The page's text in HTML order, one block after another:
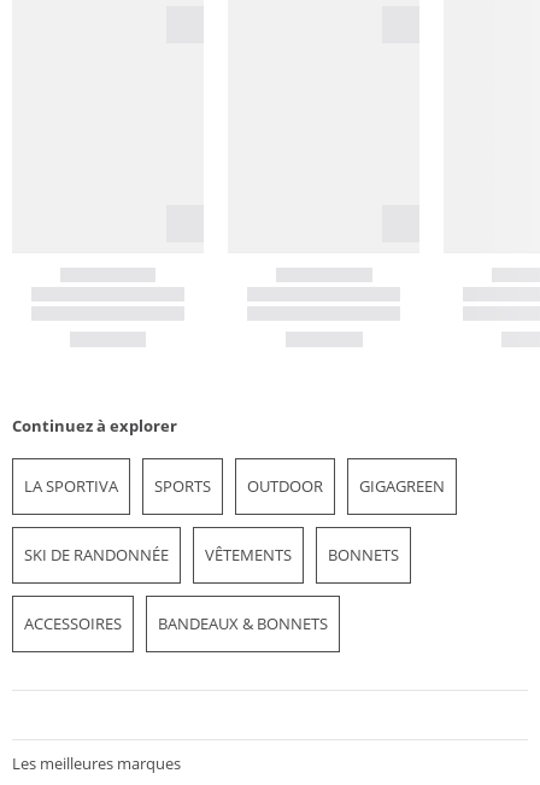
Continuez à explorer
LA SPORTIVA SPORTS OUTDOOR GIGAGREEN
SKI DE RANDONNÉE VÊTEMENTS BONNETS
ACCESSOIRES BANDEAUX & BONNETS
Les meilleures marques